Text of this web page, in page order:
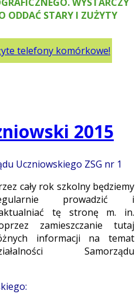
ODDAĆ STARY I ZUŻYTY
telefony komórkowe!
2015
Uczniowskiego ZSG nr 1
cały rok szkolny będziemy
prowadzić i
tę stronę m. in.
zamieszczanie tutaj
informacji na temat
Samorządu